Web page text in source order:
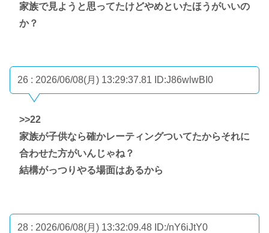
家族で見ようと思ってたけどやめといたほうがいいの
か？
26 : 2026/06/08(月) 13:29:37.81 ID:J86wlwBI0
>>22
家族が子供なら確かレーティングついてたからそれに
合わせた方がいんじゃね？
結構がっつりやる場面はあるから
28 : 2026/06/08(月) 13:32:09.48 ID:/nY6iJtY0